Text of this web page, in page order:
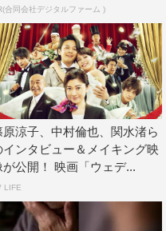
kiminisachiare
合同会社デジタルファーム )
原涼子、中村倫也、関水渚ら
インタビュー＆メイキング映
が公開！ 映画「ウェデ...
LIFE